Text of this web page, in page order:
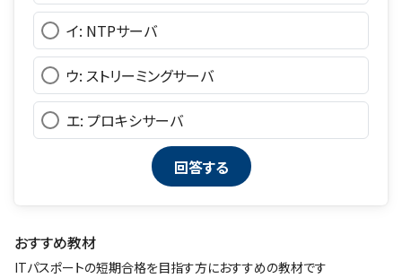
イ: NTPサーバ
ウ: ストリーミングサーバ
エ: プロキシサーバ
おすすめ教材
ITパスポートの短期合格を目指す方におすすめの教材です